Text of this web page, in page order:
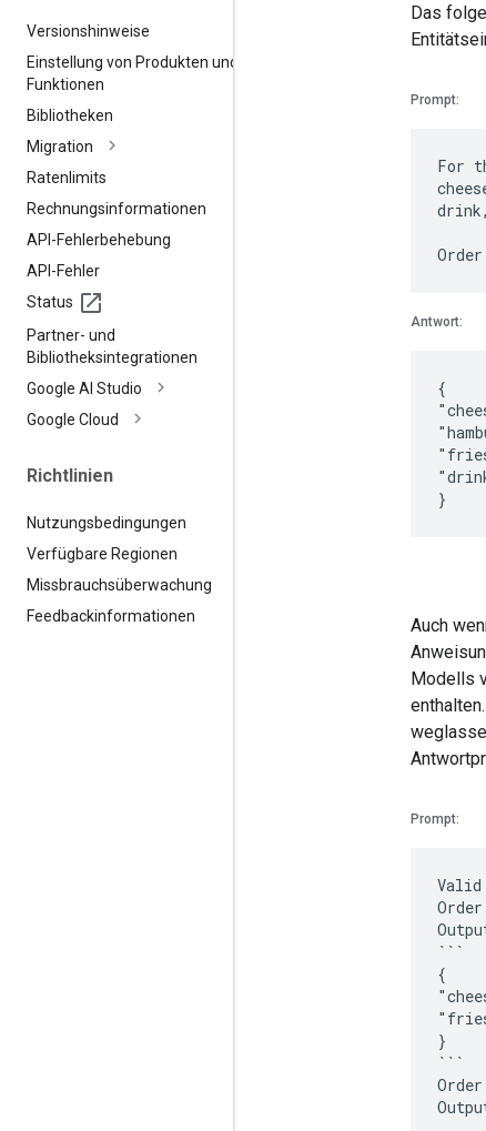
Versionshinweise
Einstellung von Produkten und
Funktionen
Bibliotheken
Migration
Ratenlimits
Rechnungsinformationen
API-Fehlerbehebung
API-Fehler
Status
Partner- und
Bibliotheksintegrationen
Google AI Studio
Google Cloud
Richtlinien
Nutzungsbedingungen
Verfügbare Regionen
Missbrauchsüberwachung
Feedbackinformationen
Das
Prompt:
For
Antwort:
{
Auch
Modells
Prompt:
```
{
}
```